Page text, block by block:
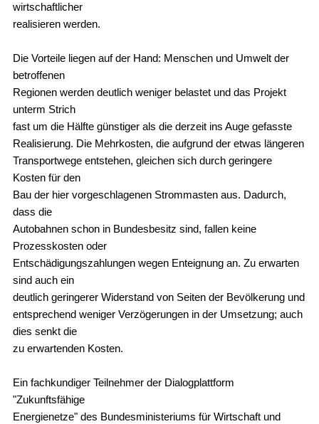
wirtschaftlicher
realisieren werden.
Die Vorteile liegen auf der Hand: Menschen und Umwelt der
betroffenen
Regionen werden deutlich weniger belastet und das Projekt
unterm Strich
fast um die Hälfte günstiger als die derzeit ins Auge gefasste
Realisierung. Die Mehrkosten, die aufgrund der etwas längeren
Transportwege entstehen, gleichen sich durch geringere
Kosten für den
Bau der hier vorgeschlagenen Strommasten aus. Dadurch,
dass die
Autobahnen schon in Bundesbesitz sind, fallen keine
Prozesskosten oder
Entschädigungszahlungen wegen Enteignung an. Zu erwarten
sind auch ein
deutlich geringerer Widerstand von Seiten der Bevölkerung und
entsprechend weniger Verzögerungen in der Umsetzung; auch
dies senkt die
zu erwartenden Kosten.
Ein fachkundiger Teilnehmer der Dialogplattform
"Zukunftsfähige
Energienetze" des Bundesministeriums für Wirtschaft und